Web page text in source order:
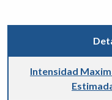
Intensidad